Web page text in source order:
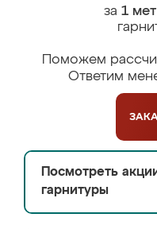
за 1
Поможем
Ответим
Посмотреть
гарнитуры